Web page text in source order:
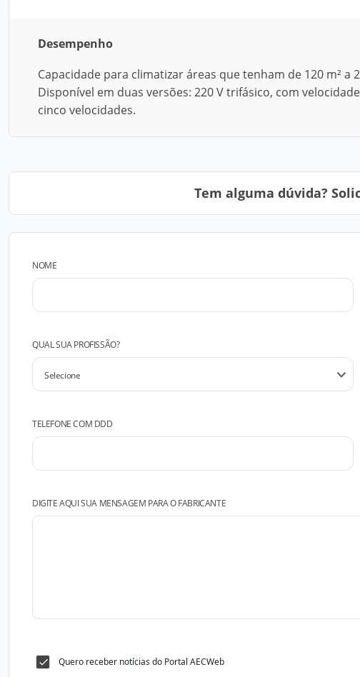
Desempenho
Capacidade para climatizar áreas que tenham de 120 m² a
Disponível em duas versões: 220 V trifásico, com
cinco velocidades.
Tem alguma dúvida?
NOME
QUAL SUA PROFISSÃO?
TELEFONE COM DDD
DIGITE AQUI SUA MENSAGEM PARA O FABRICANTE
Quero receber notícias do Portal AECWeb